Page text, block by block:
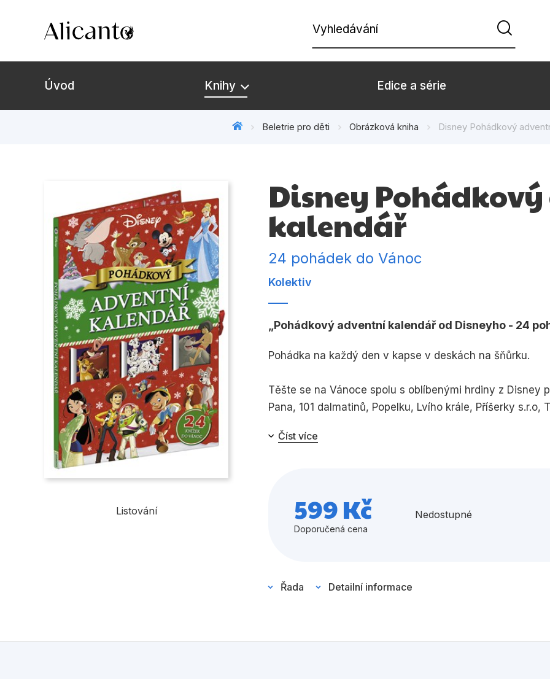
Vyhledávání
Úvod Knihy
Bestsellery
Tipy redakce
Beletrie pro děti Beletrie pro
Kuchařky
dospělé
Zdraví a životní styl
Všechny kategorie
Edice a série
Beletrie pro děti Obrázková kniha Disney Pohádkový
Listování
Disney
kalendář
24 pohádek do Vánoc
Kolektiv
Pohádkový adventní kalendář od Disneyho - 24
Pohádka na každý den v kapse v deskách na šňůrku.
Těšte se na Vánoce spolu s oblíbenými hrdiny z Disney
Pana, 101 dalmatinů, Popelku, Lvího krále, Příšerky
Každý den, který zbývá do Vánoc, si přečtěte jeden
Mickeyho klubík
Číst více
599 Kč
Doporučená cena
Nedostupné
Řada Detailní informace